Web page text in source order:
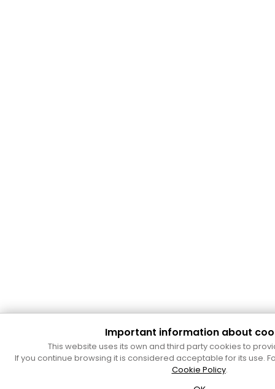
Important information about
This website uses its own and third party cookies to
If you continue browsing it is considered acceptable for its use.
Cookie Policy.